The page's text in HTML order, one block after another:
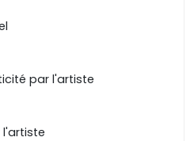
par l'artiste
l'artiste